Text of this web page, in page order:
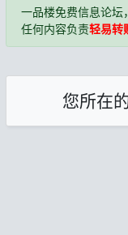
一品楼免费信息论坛
任何内容负责轻易转
您所在